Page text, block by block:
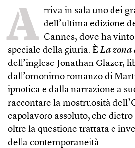
A rriva in sala uno dei
dell’ultima edizione
Cannes, dove ha
speciale della giuria. È La zona
dell’inglese Jonathan Glazer,
dall’omonimo romanzo di
ipnotica e dalla narrazione a
raccontare la mostruosità
capolavoro assoluto, che dietro
oltre la questione trattata e
della contemporaneità.